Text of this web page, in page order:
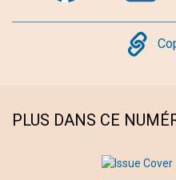
PLUS DANS CE